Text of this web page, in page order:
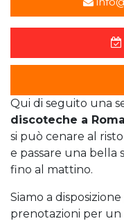
Qui di seguito una
discoteche a Roma
si può cenare al
e passare una bella
fino al mattino.
Siamo a
prenotazioni per un